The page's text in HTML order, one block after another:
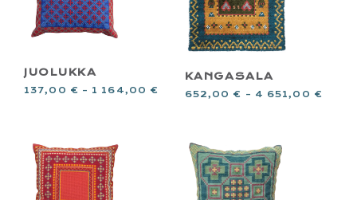
JUOLUKKA
137,00 € – 1 164,00 €
KANGASALA
652,00 € – 4 651,00 €